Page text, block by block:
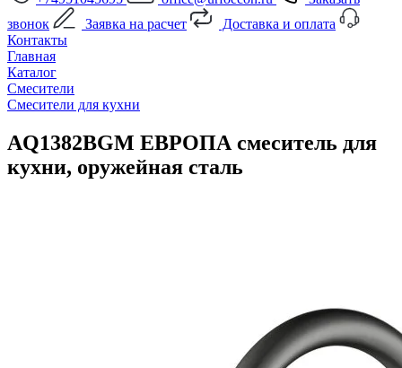
звонок
Заявка на расчет
Доставка и оплата
Контакты
Главная
Каталог
Смесители
Смесители для кухни
AQ1382BGM ЕВРОПА смеситель для
кухни, оружейная сталь